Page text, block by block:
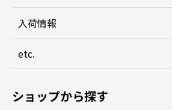
入荷情報
etc.
ショップから探す